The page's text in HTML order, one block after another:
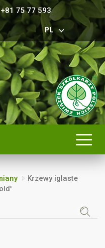
+81 75 77 593
PL
Krzewy iglaste